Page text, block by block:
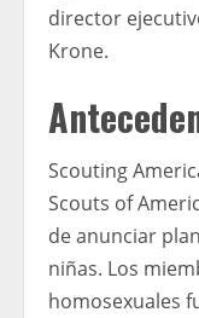
director
Krone.
Scouting
Scouts of
de anunciar
niñas. Los
homosexuales